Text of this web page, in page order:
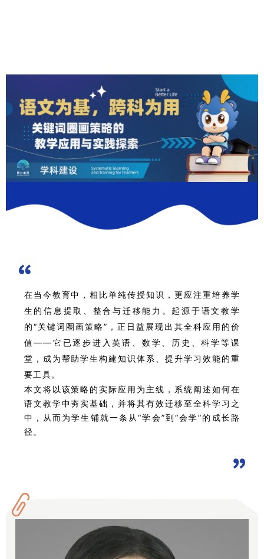
在当今教育中，相比单纯传授知识，更应注重培养学
生的信息提取、整合与迁移能力。起源于语文教学
的“关键词圈画策略”，正日益展现出其全科应用的价
值——它已逐步进入英语、数学、历史、科学等课
堂，成为帮助学生构建知识体系、提升学习效能的重
要工具。
本文将以该策略的实际应用为主线，系统阐述如何在
语文教学中夯实基础，并将其有效迁移至全科学习之
中，从而为学生铺就一条从“学会”到“会学”的成长路
径。